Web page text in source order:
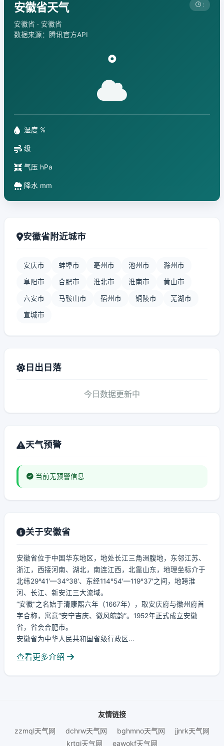
安徽省天气
安徽省 · 安徽省
数据来源：腾讯官方API
:
°
湿度 %
级
气压 hPa
降水 mm
安徽省附近城市
安庆市 蚌埠市 亳州市 池州市 滁州市
阜阳市 合肥市 淮北市 淮南市 黄山市
六安市 马鞍山市 宿州市 铜陵市 芜湖市
宣城市
日出日落
今日数据更新中
天气预警
当前无预警信息
关于安徽省
安徽省位于中国华东地区，地处长江三角洲腹地，东邻江苏、
浙江，西接河南、湖北，南连江西，北靠山东，地理坐标介于
北纬29°41′—34°38′、东经114°54′—119°37′之间，地跨淮
河、长江、新安江三大流域。
“安徽”之名始于清康熙六年（1667年），取安庆府与徽州府首
字合称，寓意“安宁吉庆、徽风皖韵”。1952年正式成立安徽
省，省会合肥市。
安徽省为中华人民共和国省级行政区...
查看更多介绍
友情链接
zzmql天气网
dchrw天气网 bghmno天气网
jjnrk天气网
krtgj天气网
eawokf天气网